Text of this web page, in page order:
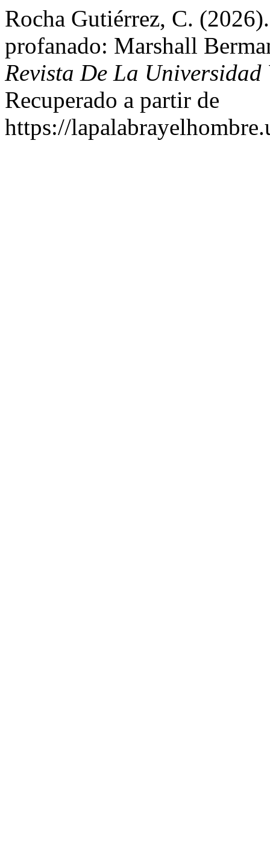
Rocha Gutiérrez, C.
profanado: Marshall
Revista De La Universidad
Recuperado a partir de
https://